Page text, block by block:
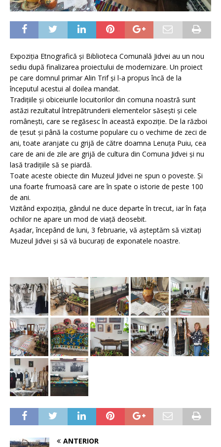
Expoziția Etnografică și Biblioteca Comunală Jidvei au un nou
sediu după finalizarea proiectului de modernizare. Un proiect
pe care domnul primar Alin Trif și l-a propus încă de la
începutul acestui al doilea mandat.
Tradițiile și obiceiurile locuitorilor din comuna noastră sunt
astăzi rezultatul întrepătrunderii elementelor săsești și cele
românești, care se regăsesc în această expoziție. De la război
de țesut și până la costume populare cu o vechime de zeci de
ani, toate aranjate cu grijă de către doamna Lenuța Puiu, cea
care de ani de zile are grijă de cultura din Comuna Jidvei și nu
lasă tradițiile să se piardă.
Toate aceste obiecte din Muzeul Jidvei ne spun o poveste. Și
una foarte frumoasă care are în spate o istorie de peste 100
de ani.
Vizitând expoziția, gândul ne duce departe în trecut, iar în fața
ochilor ne apare un mod de viață deosebit.
Așadar, începând de luni, 3 februarie, vă așteptăm să vizitați
Muzeul Jidvei și să vă bucurați de exponatele noastre.
ANTERIOR